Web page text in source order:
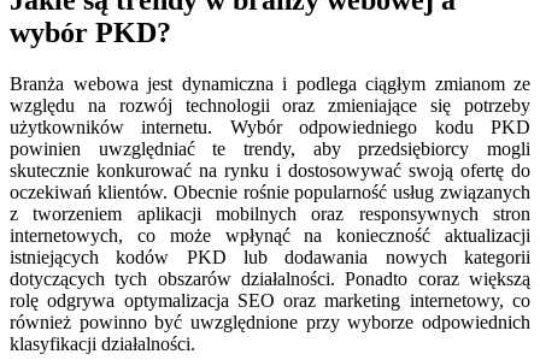
wybór PKD?
Branża webowa jest dynamiczna i podlega ciągłym zmianom ze
względu na rozwój technologii oraz zmieniające się potrzeby
użytkowników internetu. Wybór odpowiedniego kodu PKD
powinien uwzględniać te trendy, aby przedsiębiorcy mogli
skutecznie konkurować na rynku i dostosowywać swoją ofertę do
oczekiwań klientów. Obecnie rośnie popularność usług związanych
z tworzeniem aplikacji mobilnych oraz responsywnych stron
internetowych, co może wpłynąć na konieczność aktualizacji
istniejących kodów PKD lub dodawania nowych kategorii
dotyczących tych obszarów działalności. Ponadto coraz większą
rolę odgrywa optymalizacja SEO oraz marketing internetowy, co
również powinno być uwzględnione przy wyborze odpowiednich
klasyfikacji działalności.